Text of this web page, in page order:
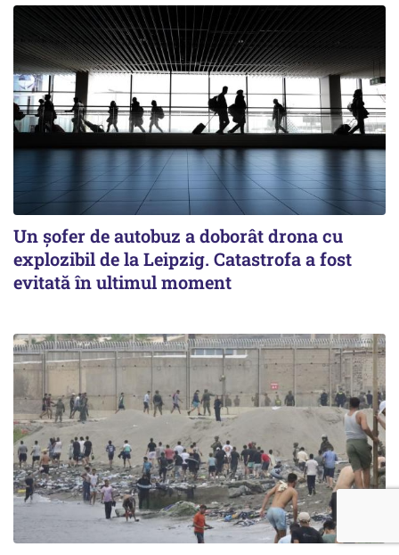
Un șofer de autobuz a doborât drona cu
explozibil de la Leipzig. Catastrofa a fost
evitată în ultimul moment